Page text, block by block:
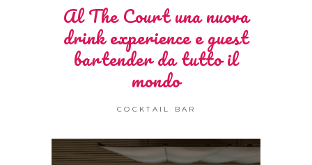
Al The Court una nuova
drink experience e guest
bartender da tutto il
mondo
COCKTAIL BAR